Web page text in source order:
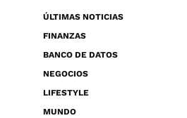
ÚLTIMAS NOTICIAS
FINANZAS
BANCO DE DATOS
NEGOCIOS
LIFESTYLE
MUNDO